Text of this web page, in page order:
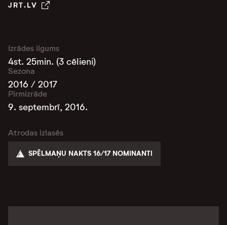
JRT.LV
Izrādes ilgums
4st. 25min. (3 cēlieni)
Sezona
2016 / 2017
Pirmizrāde
9. septembrī, 2016.
Atrodas izlasēs
SPĒLMAŅU NAKTS 16/17 NOMINANTI